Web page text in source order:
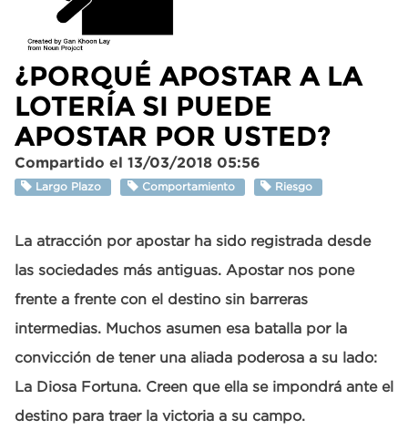
¿PORQUÉ APOSTAR A LA
LOTERÍA SI PUEDE
APOSTAR POR USTED?
Compartido el 13/03/2018 05:56
Largo Plazo Comportamiento Riesgo
La atracción por apostar ha sido registrada desde
las sociedades más antiguas. Apostar nos pone
frente a frente con el destino sin barreras
intermedias. Muchos asumen esa batalla por la
convicción de tener una aliada poderosa a su lado:
La Diosa Fortuna. Creen que ella se impondrá ante el
destino para traer la victoria a su campo.